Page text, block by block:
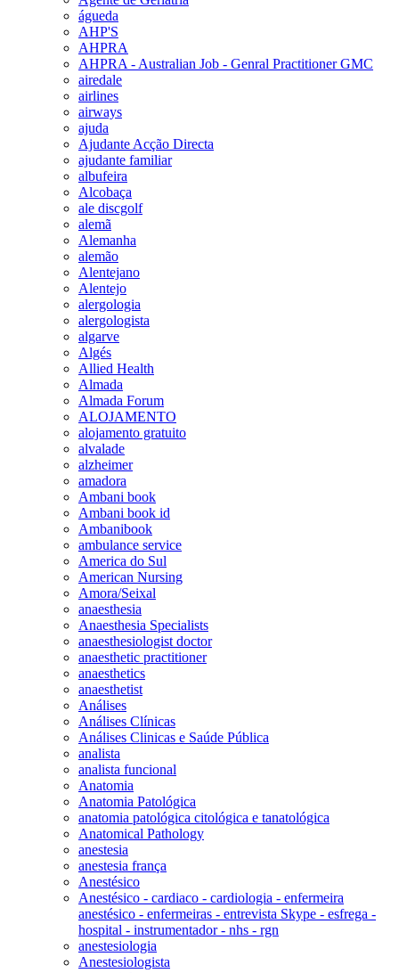
águeda
AHP'S
AHPRA
AHPRA - Australian Job - Genral Practitioner GMC
airedale
airlines
airways
ajuda
Ajudante Acção Directa
ajudante familiar
albufeira
Alcobaça
ale discgolf
alemã
Alemanha
alemão
Alentejano
Alentejo
alergologia
alergologista
algarve
Algés
Allied Health
Almada
Almada Forum
ALOJAMENTO
alojamento gratuito
alvalade
alzheimer
amadora
Ambani book
Ambani book id
Ambanibook
ambulance service
America do Sul
American Nursing
Amora/Seixal
anaesthesia
Anaesthesia Specialists
anaesthesiologist doctor
anaesthetic practitioner
anaesthetics
anaesthetist
Análises
Análises Clínicas
Análises Clinicas e Saúde Pública
analista
analista funcional
Anatomia
Anatomia Patológica
anatomia patológica citológica e tanatológica
Anatomical Pathology
anestesia
anestesia frança
Anestésico
Anestésico - cardiaco - cardiologia - enfermeira
anestésico - enfermeiras - entrevista Skype - esfrega -
hospital - instrumentador - nhs - rgn
anestesiologia
Anestesiologista